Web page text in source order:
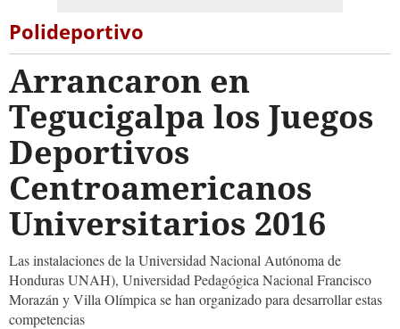
Polideportivo
Arrancaron en
Tegucigalpa los Juegos
Deportivos
Centroamericanos
Universitarios 2016
Las instalaciones de la Universidad Nacional Autónoma de
Honduras UNAH), Universidad Pedagógica Nacional Francisco
Morazán y Villa Olímpica se han organizado para desarrollar estas
competencias